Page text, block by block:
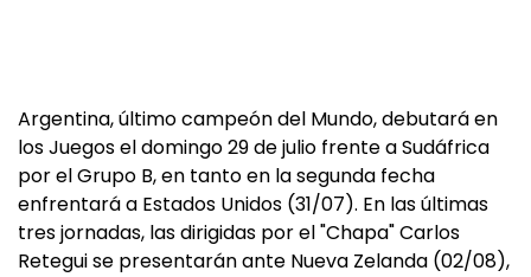
Argentina, último campeón del Mundo, debutará en
los Juegos el domingo 29 de julio frente a Sudáfrica
por el Grupo B, en tanto en la segunda fecha
enfrentará a Estados Unidos (31/07). En las últimas
tres jornadas, las dirigidas por el "Chapa" Carlos
Retegui se presentarán ante Nueva Zelanda (02/08),